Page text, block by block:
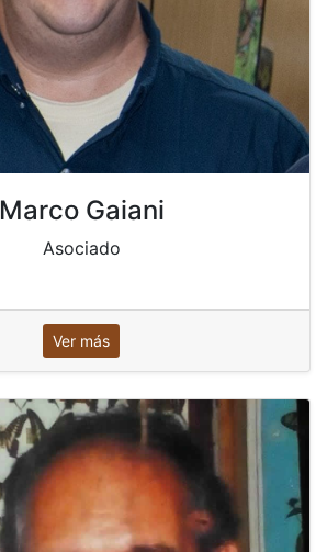
Marco Gaiani
Asociado
Ver más